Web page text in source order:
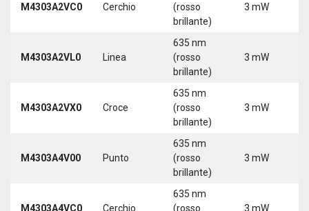
M4303A2VC0 Cerchio
(rosso
brillante)
3 mW
M4303A2VL0 Linea
635 nm
(rosso
brillante)
3 mW
M4303A2VX0 Croce
635 nm
(rosso
brillante)
3 mW
M4303A4V00 Punto
635 nm
(rosso
brillante)
3 mW
M4303A4VC0 Cerchio
635 nm
(rosso
3 mW